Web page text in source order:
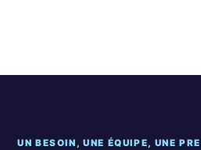
UN BESOIN, UNE ÉQUIPE, UNE